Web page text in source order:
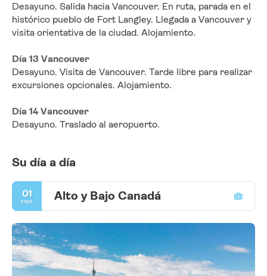
Desayuno. Salida hacia Vancouver. En ruta, parada en el
histórico pueblo de Fort Langley. Llegada a Vancouver y
visita orientativa de la ciudad. Alojamiento.
Día 13 Vancouver
Desayuno. Visita de Vancouver. Tarde libre para realizar
excursiones opcionales. Alojamiento.
Día 14 Vancouver
Desayuno. Traslado al aeropuerto.
Su día a día
01
sept Alto y Bajo Canadá